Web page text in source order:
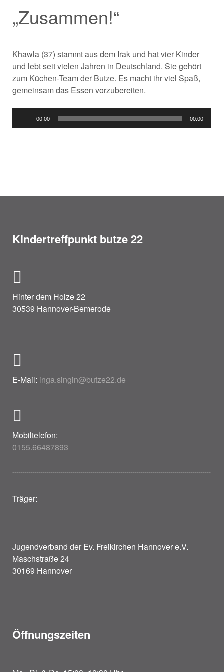
„Zusammen!“
Khawla (37) stammt aus dem Irak und hat vier Kinder
und lebt seit vielen Jahren in Deutschland. Sie gehört
zum Küchen-Team der Butze. Es macht ihr viel Spaß,
gemeinsam das Essen vorzubereiten.
Player
00:00 00:00
Kindertreffpunkt butze 22
Hinter dem Holze 22
30539 Hannover-Bemerode
E-Mail: inga.singin@butze22.de
Mobiltelefon:
0155.66487893
Träger:
Jugendverband der Ev. Freikirchen Hannover e.V.
Maschstraße 24
30169 Hannover
Öffnungszeiten